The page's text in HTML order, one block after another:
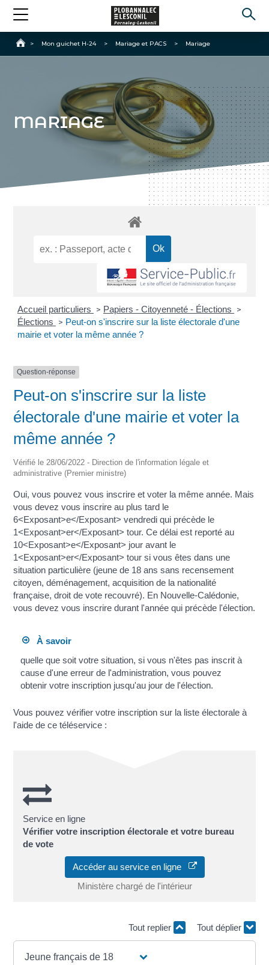
Accueil
> Mon guichet H-24 > Mariage et PACS > Mariage
MARIAGE
Accueil particuliers > Papiers - Citoyenneté - Élections >
Élections > Peut-on s'inscrire sur la liste électorale d'une
mairie et voter la même année ?
Question-réponse
Peut-on s'inscrire sur la liste
électorale d'une mairie et voter la
même année ?
Vérifié le 28/06/2022 - Direction de l'information légale et
administrative (Premier ministre)
Oui, vous pouvez vous inscrire et voter la même année. Mais
vous devez vous inscrire au plus tard le
6<Exposant>e</Exposant> vendredi qui précède le
1<Exposant>er</Exposant> tour. Ce délai est reporté au
10<Exposant>e</Exposant> jour avant le
1<Exposant>er</Exposant> tour si vous êtes dans une
situation particulière (jeune de 18 ans sans recensement
citoyen, déménagement, acquisition de la nationalité
française, droit de vote recouvré). En Nouvelle-Calédonie,
vous devez vous inscrire durant l'année qui précède l'élection.
À savoir
quelle que soit votre situation, si vous n'êtes pas inscrit à
cause d'une erreur de l'administration, vous pouvez
obtenir votre inscription jusqu'au jour de l'élection.
Vous pouvez vérifier votre inscription sur la liste électorale à
l'aide de ce téléservice :
Service en ligne
Vérifier votre inscription électorale et votre bureau
de vote
Accéder au service en ligne
Ministère chargé de l'intérieur
Tout replier Tout déplier
Jeune français de 18